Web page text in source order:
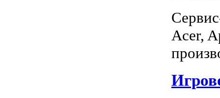
Acer,